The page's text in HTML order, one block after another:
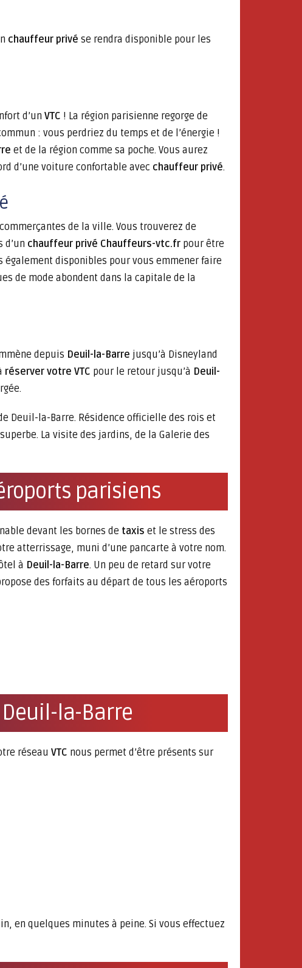
chauffeur privé se rendra disponible pour les
d’un VTC ! La région parisienne regorge de
: vous perdriez du temps et de l’énergie !
et de la région comme sa poche. Vous aurez
d’une voiture confortable avec chauffeur privé.
de la ville. Vous trouverez de
chauffeur privé Chauffeurs-vtc.fr pour être
également disponibles pour vous emmener faire
de mode abondent dans la capitale de la
depuis Deuil-la-Barre jusqu’à Disneyland
réserver votre VTC pour le retour jusqu’à Deuil-
Deuil-la-Barre. Résidence officielle des rois et
La visite des jardins, de la Galerie des
parisiens
devant les bornes de taxis et le stress des
atterrissage, muni d’une pancarte à votre nom.
à Deuil-la-Barre. Un peu de retard sur votre
des forfaits au départ de tous les aéroports
Deuil-la-Barre
réseau VTC nous permet d’être présents sur
en quelques minutes à peine. Si vous effectuez